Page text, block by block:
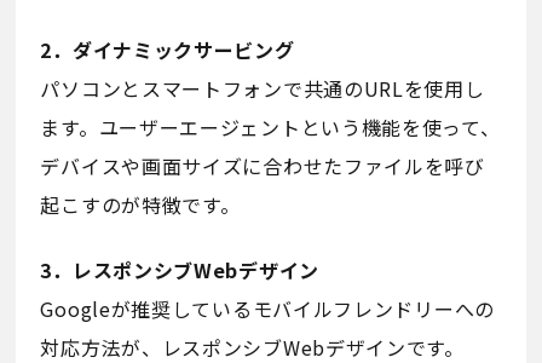
2．ダイナミックサービング
パソコンとスマートフォンで共通のURLを使用し
ます。ユーザーエージェントという機能を使って、
デバイスや画面サイズに合わせたファイルを呼び
起こすのが特徴です。
3．レスポンシブWebデザイン
Googleが推奨しているモバイルフレンドリーへの
対応方法が、レスポンシブWebデザインです。